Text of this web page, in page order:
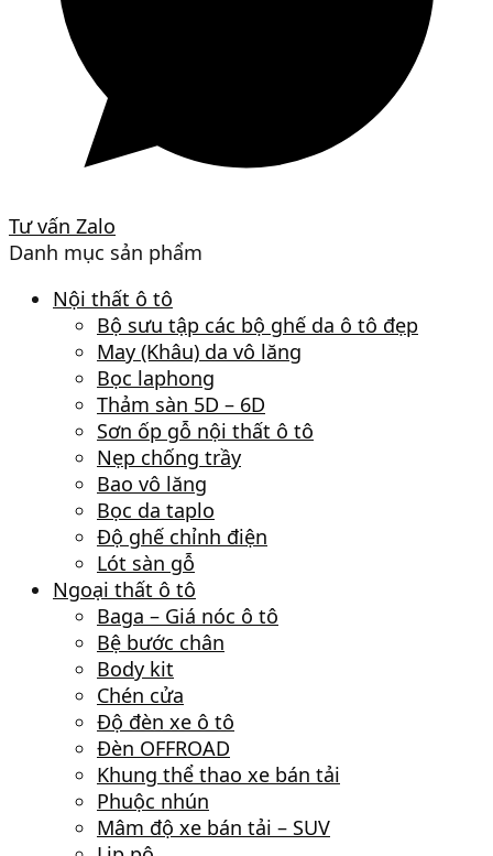
Tư vấn Zalo
Danh mục sản phẩm
Nội thất ô tô
Bộ sưu tập các bộ ghế da ô tô đẹp
May (Khâu) da vô lăng
Bọc laphong
Thảm sàn 5D – 6D
Sơn ốp gỗ nội thất ô tô
Nẹp chống trầy
Bao vô lăng
Bọc da taplo
Độ ghế chỉnh điện
Lót sàn gỗ
Ngoại thất ô tô
Baga – Giá nóc ô tô
Bệ bước chân
Body kit
Chén cửa
Độ đèn xe ô tô
Đèn OFFROAD
Khung thể thao xe bán tải
Phuộc nhún
Mâm độ xe bán tải – SUV